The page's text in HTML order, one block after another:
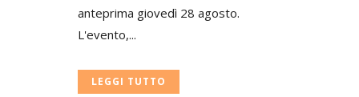
anteprima giovedì 28 agosto.
L'evento,...
LEGGI TUTTO